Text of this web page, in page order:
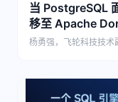
当 PostgreSQL
移至 Apache
杨勇强，飞轮科技技术